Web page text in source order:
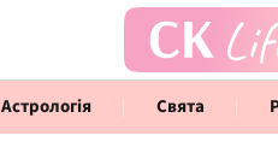
Астрологія Свята